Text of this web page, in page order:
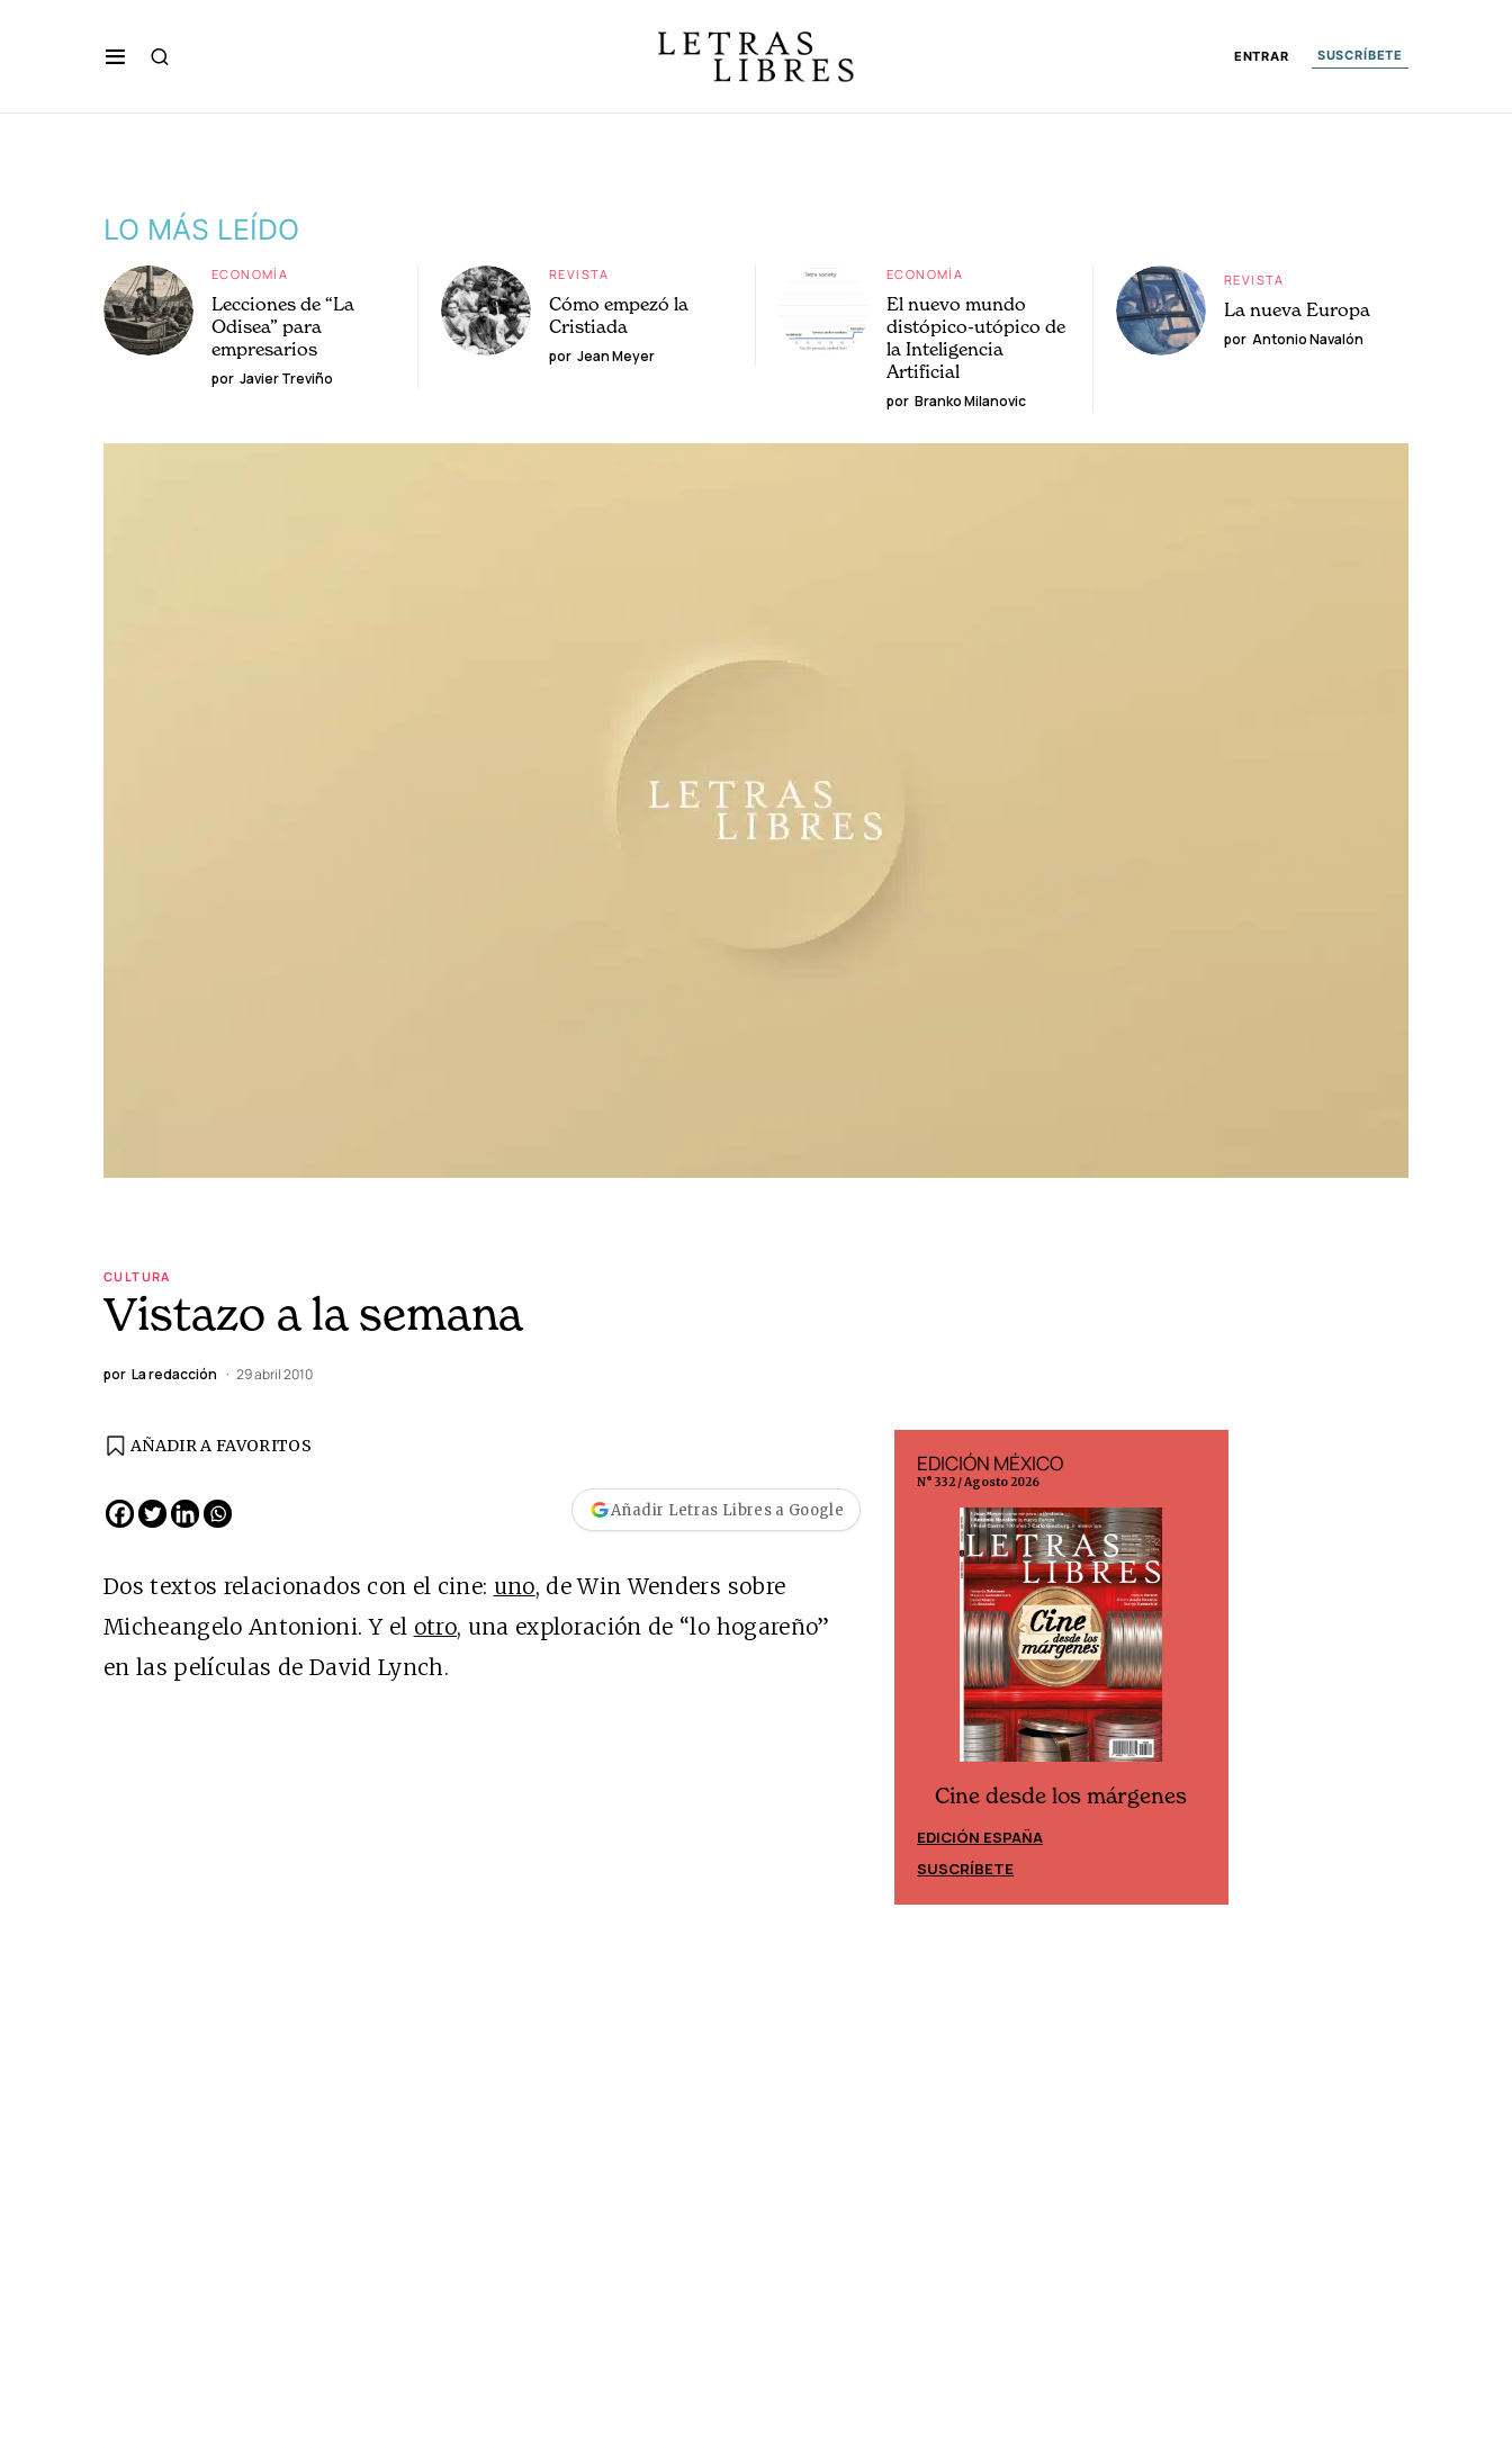
ENTRAR SUSCRÍBETE
LO MÁS LEÍDO
ECONOMÍA
Lecciones de “La
Odisea” para
empresarios
por Javier Treviño
REVISTA
Cómo empezó la
Cristiada
por Jean Meyer
ECONOMÍA
El nuevo mundo
distópico-utópico de
la Inteligencia
Artificial
por Branko Milanovic
REVISTA
La nueva Europa
por Antonio Navalón
CULTURA
Vistazo a la semana
por La redacción 29 abril 2010
AÑADIR A FAVORITOS
Añadir Letras Libres a Google
Dos textos relacionados con el cine: uno, de Win Wenders sobre
Micheangelo Antonioni. Y el otro, una exploración de “lo hogareño”
en las películas de David Lynch.
EDICIÓN MÉXICO
N° 332 / Agosto 2026
Cine desde los márgenes
EDICIÓN ESPAÑA
SUSCRÍBETE